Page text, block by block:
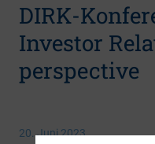
DIRK-
Investor
perspective
20. Juni 2023